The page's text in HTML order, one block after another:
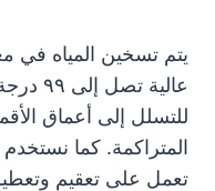
يتم تسخين المياه في
عالية
للتسلل إلى أعماق
المتراكمة. كما نستخدم
تعمل على تعقيم